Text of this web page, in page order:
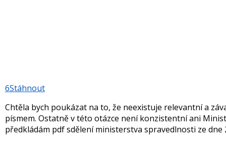
6Stáhnout
Chtěla bych poukázat na to, že neexistuje relevantní a
písmem. Ostatně v této otázce není konzistentní ani
předkládám pdf sdělení ministerstva spravedlnosti ze dne